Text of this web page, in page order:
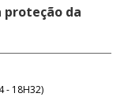
proteção da
- 18H32)